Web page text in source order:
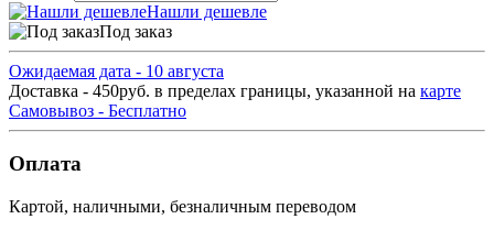
Нашли дешевле
Под заказ
Ожидаемая дата - 10 августа
Доставка - 450руб. в пределах границы, указанной на карте
Самовывоз - Бесплатно
Оплата
Картой, наличными, безналичным переводом